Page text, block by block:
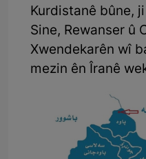
Kurdistanê bûne,
Sine, Rewanser û
Xwendekarên wî
mezin ên Îranê